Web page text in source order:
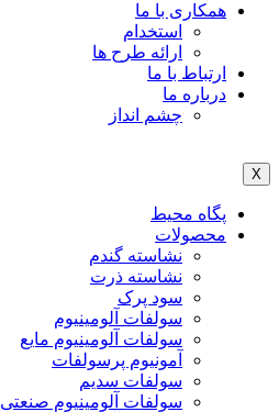
همکاری با ما
استخدام
ارائه طرح ها
ارتباط با ما
درباره ما
چشم انداز
X
پگاه محیط
محصولات
نشاسته گندم
نشاسته ذرت
سود پرک
سولفات آلومینیوم
سولفات آلومینیوم مایع
آمونیوم پرسولفات
سولفات سدیم
سولفات آلومینیوم صنعتی